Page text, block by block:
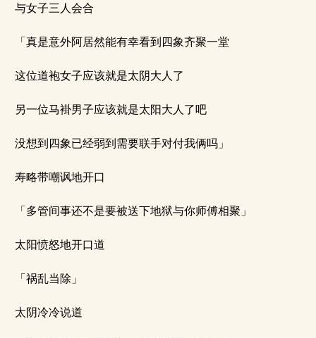
与女子三人会合
「真是意外阿居然能有幸看到四象齐聚一堂
这位道袍女子应该就是太阴大人了
另一位马褂男子应该就是太阳大人了吧
没想到四象已经弱到需要联手对付我俩吗」
寿略带嘲讽地开口
「多管间事还不是要被送下地狱与你师傅相聚」
太阳愤怒地开口道
「祸乱当除」
太阴冷冷说道